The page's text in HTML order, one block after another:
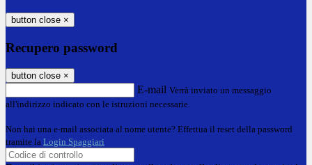
button close ×
Recupero password
button close ×
E-mail Verrà inviato un messaggio
all'indirizzo indicato con le istruzioni necessarie.
Non hai una e-mail associata al nome utente? Effettua il reset della password
tramite la Login Spaggiari